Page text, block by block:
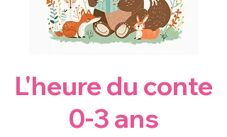
L'heure du conte
0-3 ans